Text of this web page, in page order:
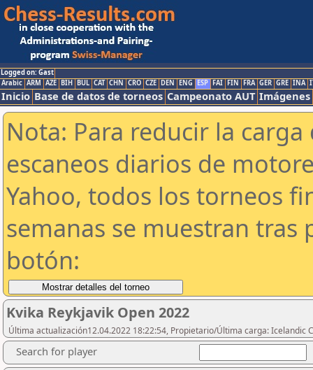
Logged on: Gast
Arabic ARM AZE BIH BUL CAT CHN CRO CZE DEN ENG ESP FAI FIN FRA GER GRE INA
Inicio Base de datos de torneos Campeonato AUT Imágenes
Nota: Para reducir la
escaneos diarios de
Yahoo, todos los torneos
semanas se muestran tras
botón:
Kvika Reykjavik Open 2022
Última actualización12.04.2022 18:22:54, Propietario/Última carga: Icelandic
Search for player